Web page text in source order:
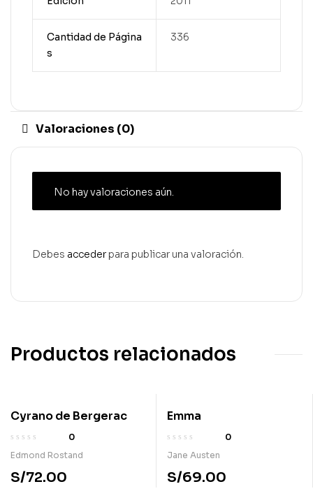
Cantidad de Página
s
336
Valoraciones (0)
No hay valoraciones aún.
Debes acceder para publicar una valoración.
Productos relacionados
Cyrano de Bergerac
0
Edmond Rostand
S/72.00
Emma
0
Jane Austen
S/69.00